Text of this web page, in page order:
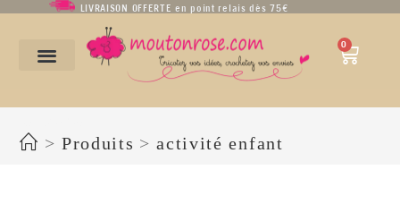
LIVRAISON OFFERTE en point relais dès 75€
0
> Produits > activité enfant